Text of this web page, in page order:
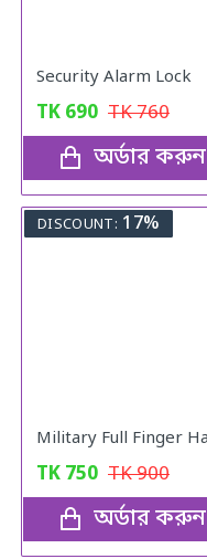
Security Alarm Lock
TK 690 TK760
অর্ডার করুন
DISCOUNT: 17%
TK 750 TK900
অর্ডার করুন